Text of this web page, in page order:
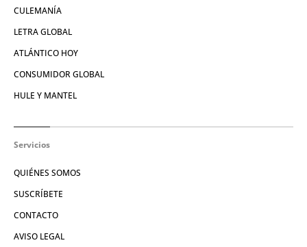
CULEMANÍA
LETRA GLOBAL
ATLÁNTICO HOY
CONSUMIDOR GLOBAL
HULE Y MANTEL
Servicios
QUIÉNES SOMOS
SUSCRÍBETE
CONTACTO
AVISO LEGAL